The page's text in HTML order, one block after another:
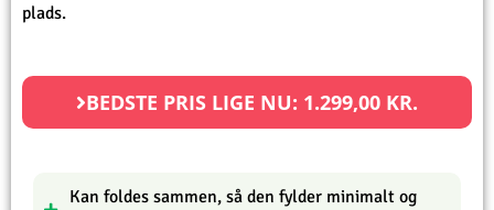
plads.
BEDSTE PRIS LIGE NU: 1.299,00 KR.
Kan foldes sammen, så den fylder minimalt og